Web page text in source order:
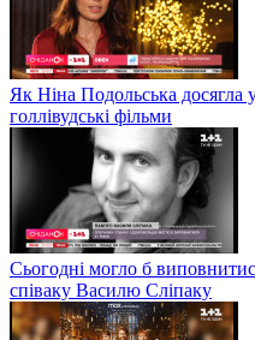
Як Ніна Подольська досягла
голлівудські фільми
Сьогодні могло б
співаку Василю Сліпаку